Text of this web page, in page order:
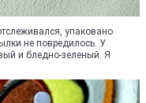
упаковано
не повредилось. У
и бледно-зеленый. Я